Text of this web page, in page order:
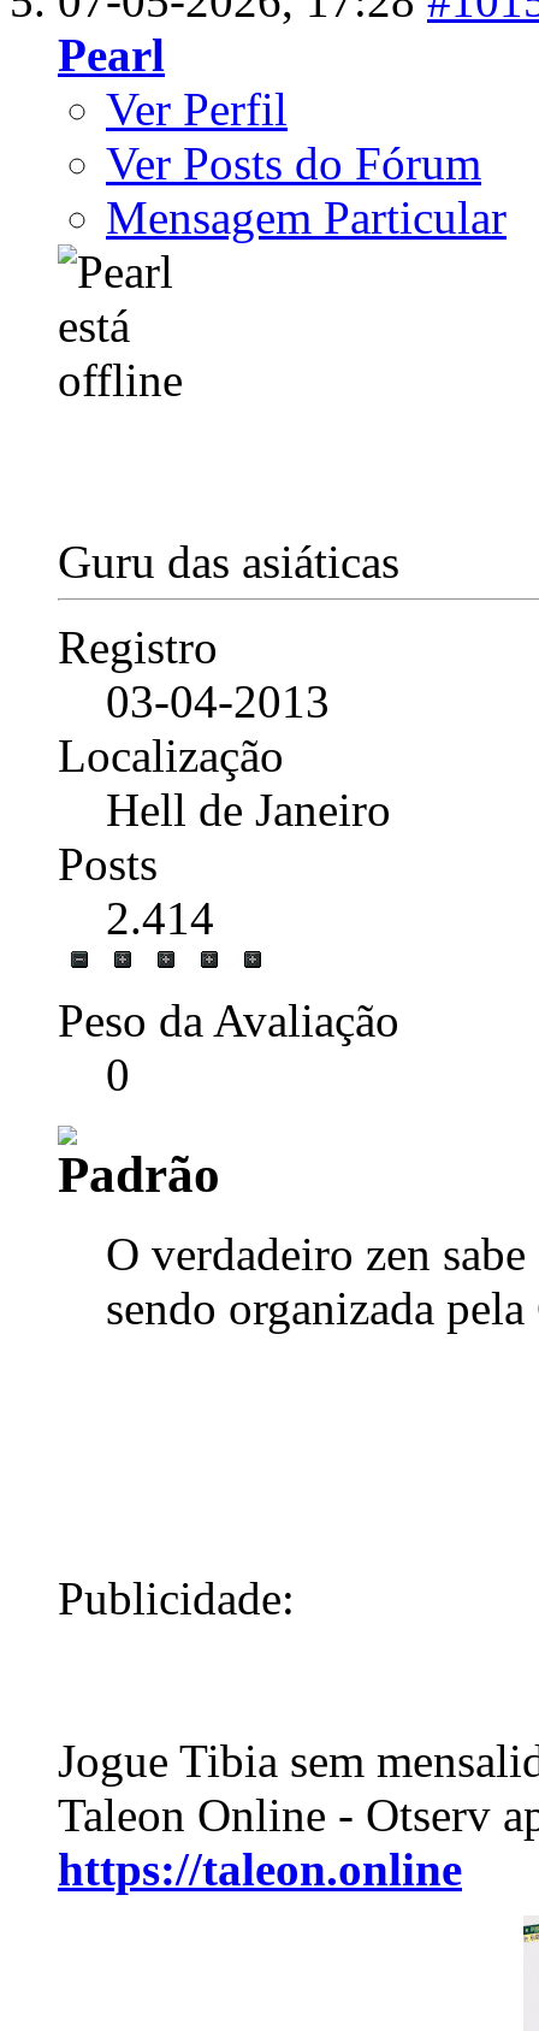
Pearl
Ver Perfil
Ver Posts do Fórum
Mensagem Particular
Guru das asiáticas
Registro
03-04-2013
Localização
Hell de Janeiro
Posts
2.414
Peso da Avaliação
0
O verdadeiro zen
sendo organizada
Publicidade:
Jogue Tibia sem
Taleon Online - Otserv
https://taleon.online